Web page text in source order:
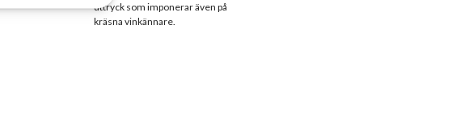
uttryck som imponerar även på
kräsna vinkännare.